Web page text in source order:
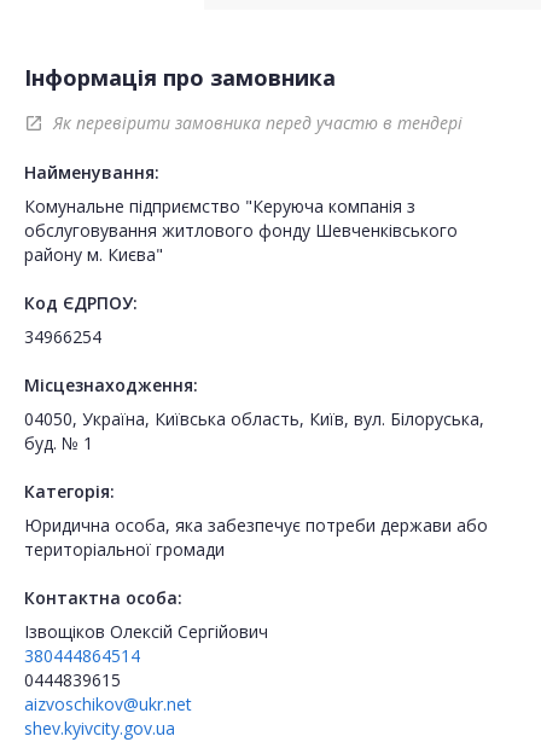
Інформація про замовника
open_in_new Як перевірити замовника перед участю в тендері
Найменування:
Комунальне підприємство "Керуюча компанія з
обслуговування житлового фонду Шевченківського
району м. Києва"
Код ЄДРПОУ:
34966254
Місцезнаходження:
04050, Україна, Київська область, Київ, вул. Білоруська,
буд. № 1
Категорія:
Юридична особа, яка забезпечує потреби держави або
територіальної громади
Контактна особа:
Ізвощіков Олексій Сергійович
380444864514
0444839615
aizvoschikov@ukr.net
shev.kyivcity.gov.ua